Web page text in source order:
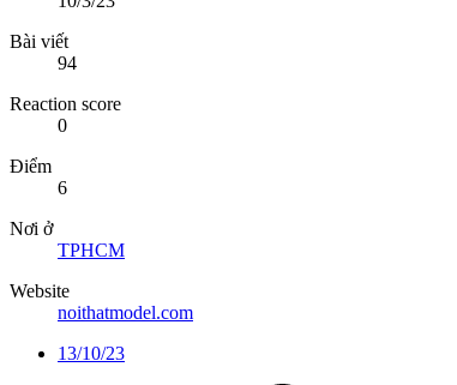
Bài viết
94
Reaction score
0
Điểm
6
Nơi ở
TPHCM
Website
noithatmodel.com
13/10/23